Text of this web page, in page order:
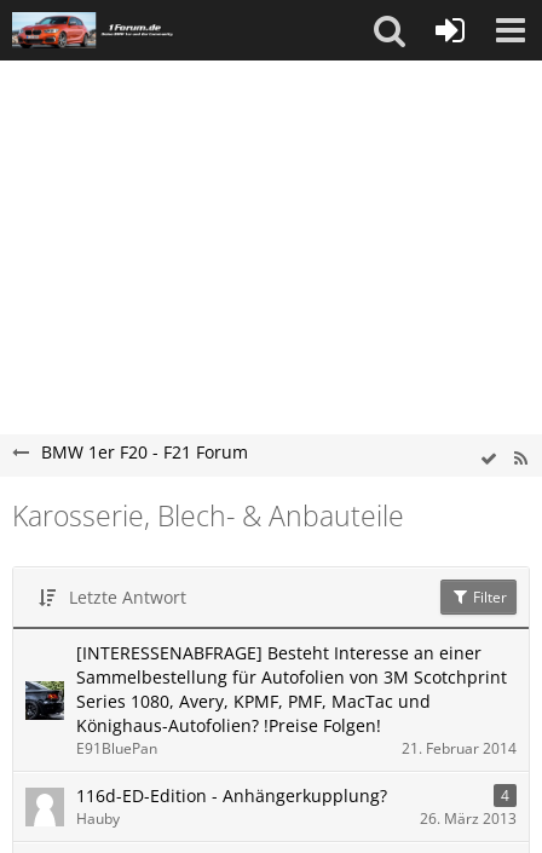
BMW 1er F20 - F21 Forum
Karosserie, Blech- & Anbauteile
Letzte Antwort Filter
[INTERESSENABFRAGE] Besteht Interesse an einer
Sammelbestellung für Autofolien von 3M Scotchprint
Series 1080, Avery, KPMF, PMF, MacTac und
Könighaus-Autofolien? !Preise Folgen!
E91BluePan 21. Februar 2014
116d-ED-Edition - Anhängerkupplung?
4
Hauby
26. März 2013